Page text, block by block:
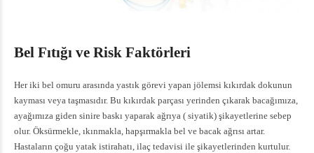
Bel Fıtığı ve Risk Faktörleri
Her iki bel omuru arasında yastık görevi yapan jölemsi kıkırdak dokunun
kayması veya taşmasıdır. Bu kıkırdak parçası yerinden çıkarak bacağımıza,
ayağımıza giden sinire baskı yaparak ağrıya ( siyatik) şikayetlerine sebep
olur. Öksürmekle, ıkınmakla, hapşırmakla bel ve bacak ağrısı artar.
Hastaların çoğu yatak istirahatı, ilaç tedavisi ile şikayetlerinden kurtulur.